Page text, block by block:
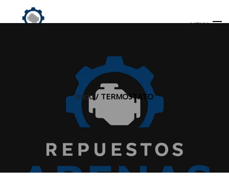
MENU
Inicio / TERMOSTATO